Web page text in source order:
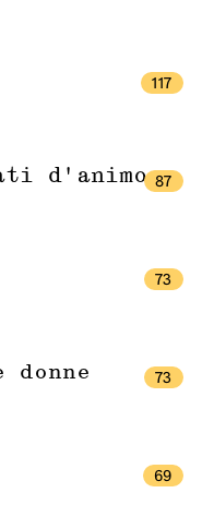
117
d'animo 87
73
73
69